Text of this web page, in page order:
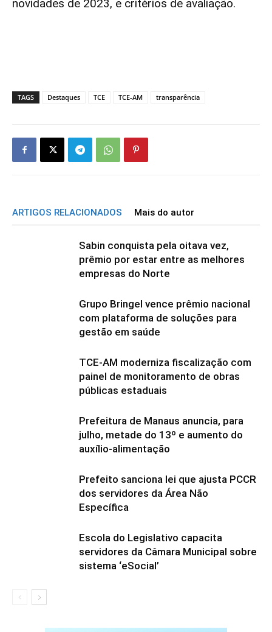
novidades de 2023, e critérios de avaliação.
TAGS Destaques TCE TCE-AM transparência
ARTIGOS RELACIONADOS Mais do autor
Sabin conquista pela oitava vez,
prêmio por estar entre as melhores
empresas do Norte
Grupo Bringel vence prêmio nacional
com plataforma de soluções para
gestão em saúde
TCE-AM moderniza fiscalização com
painel de monitoramento de obras
públicas estaduais
Prefeitura de Manaus anuncia, para
julho, metade do 13º e aumento do
auxílio-alimentação
Prefeito sanciona lei que ajusta PCCR
dos servidores da Área Não
Específica
Escola do Legislativo capacita
servidores da Câmara Municipal sobre
sistema ‘eSocial’